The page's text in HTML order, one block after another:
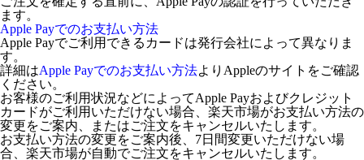
ます。
Apple Payでのお支払い方法
Apple Payでご利用できるカードは発行会社によって異なりま
す。
詳細はApple Payでのお支払い方法よりAppleのサイトをご確認
ください。
お客様のご利用状況などによってApple Payおよびクレジット
カードがご利用いただけない場合、楽天市場がお支払い方法の
変更をご案内、またはご注文をキャンセルいたします。
お支払い方法の変更をご案内後、7日間変更いただけない場
合、楽天市場が自動でご注文をキャンセルいたします。